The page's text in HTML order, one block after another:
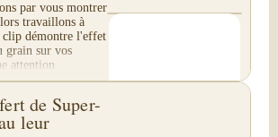
par vous montrer
travaillons à
clip démontre l'effet
grain sur vos
attention
de Super-
leur